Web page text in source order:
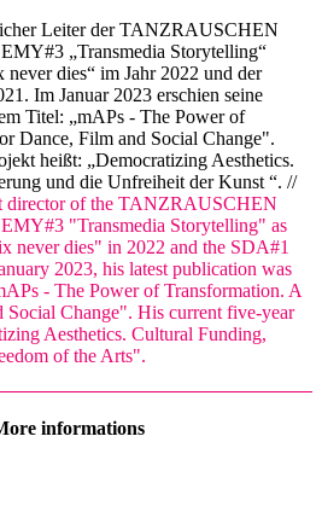
Leiter der TANZRAUSCHEN
„Transmedia Storytelling“
dies“ im Jahr 2022 und der
Im Januar 2023 erschien seine
Titel: „mAPs - The Power of
Dance, Film and Social Change".
heißt: „Democratizing Aesthetics.
und die Unfreiheit der Kunst “. //
director of the TANZRAUSCHEN
"Transmedia Storytelling" as
never dies" in 2022 and the SDA#1
2023, his latest publication was
- The Power of Transformation. A
Change". His current five-year
Aesthetics. Cultural Funding,
of the Arts".
informations